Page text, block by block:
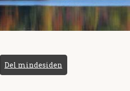
Del mindesiden